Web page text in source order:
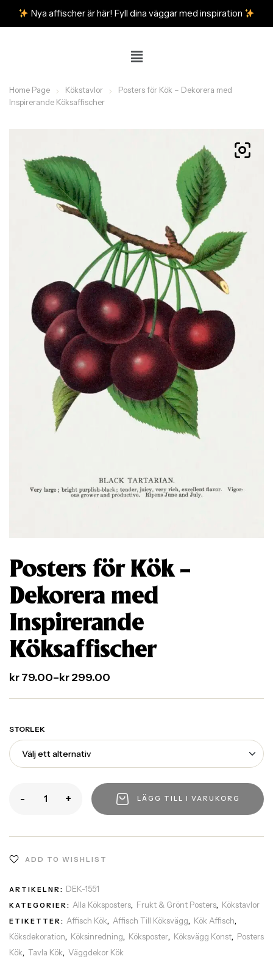
Nya affischer är här! Fyll dina väggar med inspiration
Home Page Kökstavlor
Posters för Kök – Dekorera med
Inspirerande Köksaffischer
Posters för Kök –
Dekorera med
Inspirerande
Köksaffischer
kr79.00–kr299.00
STORLEK
- + LÄGG TILL I VARUKORG
ADD TO WISHLIST
ARTIKELNR: DEK-1551
KATEGORIER: Alla Köksposters, Frukt & Grönt Posters, Kökstavlor
ETIKETTER: Affisch Kök, Affisch Till Köksvägg, Kök Affisch,
Köksdekoration, Köksinredning, Köksposter, Köksvägg Konst, Posters
Kök, Tavla Kök, Väggdekor Kök